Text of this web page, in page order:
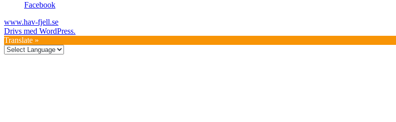
Facebook
www.hav-fjell.se
Drivs med WordPress.
Translate »